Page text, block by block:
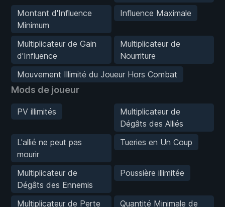
Montant d'Influence
Minimum
Influence Maximale
Multiplicateur de Gain
d'Influence
Multiplicateur de
Nourriture
Mouvement Illimité du Joueur Hors Combat
Mods de joueur
PV illimités
Multiplicateur de
Dégâts des Alliés
L'allié ne peut pas
mourir
Tueries en Un Coup
Multiplicateur de
Dégâts des Ennemis
Poussière illimitée
Multiplicateur de Perte
Quantité Minimale de